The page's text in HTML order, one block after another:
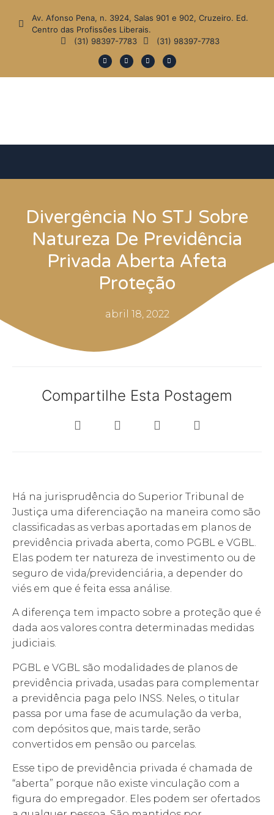
Av. Afonso Pena, n. 3924, Salas 901 e 902, Cruzeiro. Ed.
Centro das Profissões Liberais.
(31) 98397-7783
(31) 98397-7783
Divergência No STJ Sobre
Natureza De Previdência
Privada Aberta Afeta
Proteção
abril 18, 2022
Compartilhe Esta Postagem
Há na jurisprudência do Superior Tribunal de
Justiça uma diferenciação na maneira como são
classificadas as verbas aportadas em planos de
previdência privada aberta, como PGBL e VGBL.
Elas podem ter natureza de investimento ou de
seguro de vida/previdenciária, a depender do
viés em que é feita essa análise.
A diferença tem impacto sobre a proteção que é
dada aos valores contra determinadas medidas
judiciais.
PGBL e VGBL são modalidades de planos de
previdência privada, usadas para complementar
a previdência paga pelo INSS. Neles, o titular
passa por uma fase de acumulação da verba,
com depósitos que, mais tarde, serão
convertidos em pensão ou parcelas.
Esse tipo de previdência privada é chamada de
“aberta” porque não existe vinculação com a
figura do empregador. Eles podem ser ofertados